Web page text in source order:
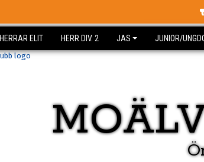
HERRAR ELIT HERR DIV. 2 JAS JUNIOR/